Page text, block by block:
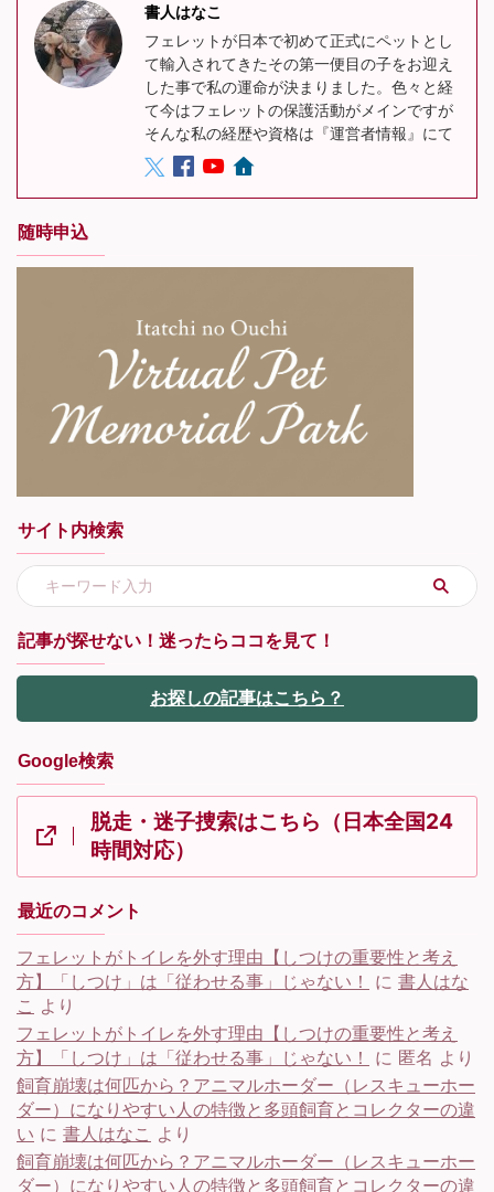
書人はなこ
フェレットが日本で初めて正式にペットとし
て輸入されてきたその第一便目の子をお迎え
した事で私の運命が決まりました。色々と経
て今はフェレットの保護活動がメインですが
そんな私の経歴や資格は『運営者情報』にて
随時申込
サイト内検索
記事が探せない！迷ったらココを見て！
お探しの記事はこちら？
Google検索
脱走・迷子捜索はこちら（日本全国24
時間対応）
最近のコメント
フェレットがトイレを外す理由【しつけの重要性と考え
方】「しつけ」は「従わせる事」じゃない！
に 書人はな
こ より
フェレットがトイレを外す理由【しつけの重要性と考え
方】「しつけ」は「従わせる事」じゃない！
に 匿名 より
飼育崩壊は何匹から？アニマルホーダー（レスキューホー
ダー）になりやすい人の特徴と多頭飼育とコレクターの違
い に 書人はなこ より
飼育崩壊は何匹から？アニマルホーダー（レスキューホー
ダー）になりやすい人の特徴と多頭飼育とコレクターの違